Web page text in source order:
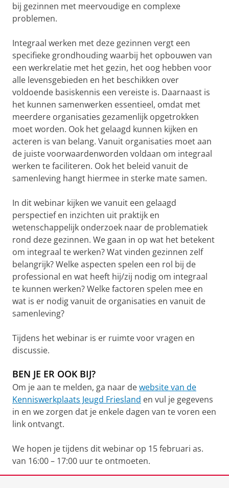
bij gezinnen met meervoudige en complexe
problemen.
Integraal werken met deze gezinnen vergt een
specifieke grondhouding waarbij het opbouwen van
een werkrelatie met het gezin, het oog hebben voor
alle levensgebieden en het beschikken over
voldoende basiskennis een vereiste is. Daarnaast is
het kunnen samenwerken essentieel, omdat met
meerdere organisaties gezamenlijk opgetrokken
moet worden. Ook het gelaagd kunnen kijken en
acteren is van belang. Vanuit organisaties moet aan
de juiste voorwaardenworden voldaan om integraal
werken te faciliteren. Ook het beleid vanuit de
samenleving hangt hiermee in sterke mate samen.
In dit webinar kijken we vanuit een gelaagd
perspectief en inzichten uit praktijk en
wetenschappelijk onderzoek naar de problematiek
rond deze gezinnen. We gaan in op wat het betekent
om integraal te werken? Wat vinden gezinnen zelf
belangrijk? Welke aspecten spelen een rol bij de
professional en wat heeft hij/zij nodig om integraal
te kunnen werken? Welke factoren spelen mee en
wat is er nodig vanuit de organisaties en vanuit de
samenleving?
Tijdens het webinar is er ruimte voor vragen en
discussie.
BEN JE ER OOK BIJ?
Om je aan te melden, ga naar dewebsite van de
Kenniswerkplaats Jeugd Friesland en vul je gegevens
in en we zorgen dat je enkele dagen van te voren een
link ontvangt.
We hopen je tijdens dit webinar op 15 februari as.
van 16:00 – 17:00 uur te ontmoeten.